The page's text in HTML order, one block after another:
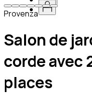
Provenza
Salon de
corde avec
places